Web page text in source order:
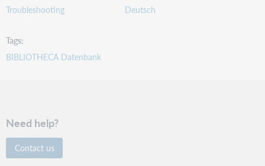
Troubleshooting
Deutsch
Tags
BIBLIOTHECA Datenbank
Need help?
Contact us